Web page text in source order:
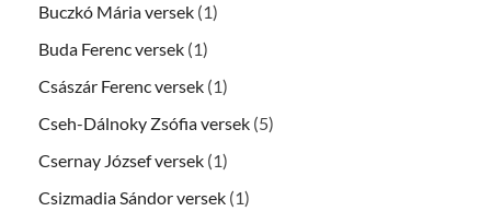
Buczkó Mária versek (1)
Buda Ferenc versek (1)
Császár Ferenc versek (1)
Cseh-Dálnoky Zsófia versek (5)
Csernay József versek (1)
Csizmadia Sándor versek (1)